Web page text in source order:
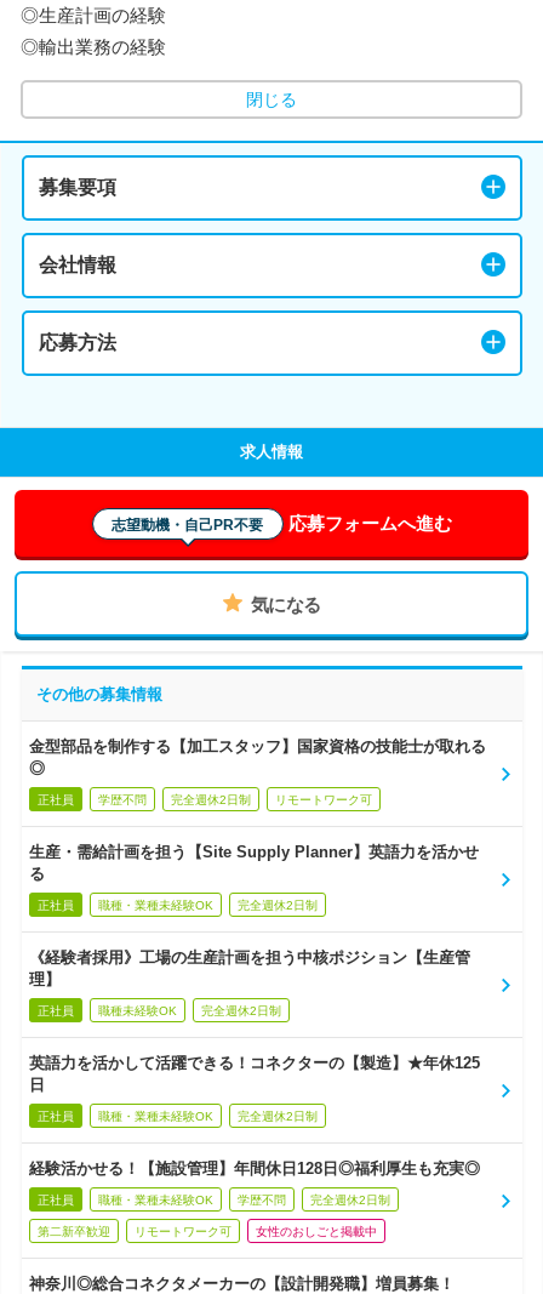
◎生産計画の経験
◎輸出業務の経験
閉じる
募集要項
会社情報
応募方法
求人情報
志望動機・自己PR不要 応募フォームへ進む
気になる
その他の募集情報
金型部品を制作する【加工スタッフ】国家資格の技能士が取れる
◎
正社員 学歴不問 完全週休2日制 リモートワーク可
生産・需給計画を担う【Site Supply Planner】英語力を活かせ
る
正社員 職種・業種未経験OK 完全週休2日制
《経験者採用》工場の生産計画を担う中核ポジション【生産管
理】
正社員 職種未経験OK 完全週休2日制
英語力を活かして活躍できる！コネクターの【製造】★年休125
日
正社員 職種・業種未経験OK 完全週休2日制
経験活かせる！【施設管理】年間休日128日◎福利厚生も充実◎
正社員 職種・業種未経験OK 学歴不問 完全週休2日制
第二新卒歓迎 リモートワーク可 女性のおしごと掲載中
神奈川◎総合コネクタメーカーの【設計開発職】増員募集！